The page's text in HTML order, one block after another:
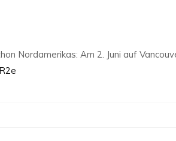
Nordamerikas: Am 2. Juni auf